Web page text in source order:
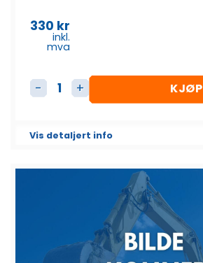
330 kr
inkl.
mva
AC Reim 17X1040 antall KJØP
Vis detaljert info